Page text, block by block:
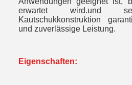
erwartet wird.und
Kautschukkonstruktion
und zuverlässige Leistung.
Eigenschaften: